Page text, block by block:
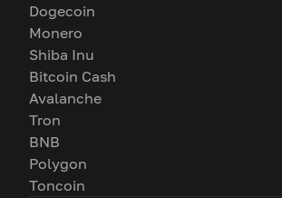
Dogecoin
Monero
Shiba Inu
Bitcoin Cash
Avalanche
Tron
BNB
Polygon
Toncoin